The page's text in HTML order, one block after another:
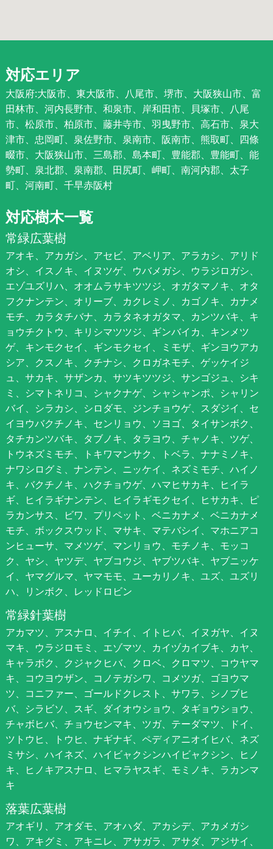
対応エリア
大阪府:大阪市、東大阪市、八尾市、堺市、大阪狭山市、富
田林市、河内長野市、和泉市、岸和田市、貝塚市、八尾
市、松原市、柏原市、藤井寺市、羽曳野市、高石市、泉大
津市、忠岡町、泉佐野市、泉南市、阪南市、熊取町、四條
畷市、大阪狭山市、三島郡、島本町、豊能郡、豊能町、能
勢町、泉北郡、泉南郡、田尻町、岬町、南河内郡、太子
町、河南町、千早赤阪村
対応樹木一覧
常緑広葉樹
アオキ、アカガシ、アセビ、アベリア、アラカシ、アリド
オシ、イスノキ、イヌツゲ、ウバメガシ、ウラジロガシ、
エゾユズリハ、オオムラサキツツジ、オガタマノキ、オタ
フクナンテン、オリーブ、カクレミノ、カゴノキ、カナメ
モチ、カラタチバナ、カラタネオガタマ、カンツバキ、キ
ョウチクトウ、キリシマツツジ、ギンバイカ、キンメツ
ゲ、キンモクセイ、ギンモクセイ、ミモザ、ギンヨウアカ
シア、クスノキ、クチナシ、クロガネモチ、ゲッケイジ
ュ、サカキ、サザンカ、サツキツツジ、サンゴジュ、シキ
ミ、シマトネリコ、シャクナゲ、シャシャンポ、シャリン
バイ、シラカシ、シロダモ、ジンチョウゲ、スダジイ、セ
イヨウバクチノキ、センリョウ、ソヨゴ、タイサンボク、
タチカンツバキ、タブノキ、タラヨウ、チャノキ、ツゲ、
トウネズミモチ、トキワマンサク、トベラ、ナナミノキ、
ナワシログミ、ナンテン、ニッケイ、ネズミモチ、ハイノ
キ、バクチノキ、ハクチョウゲ、ハマヒサカキ、ヒイラ
ギ、ヒイラギナンテン、ヒイラギモクセイ、ヒサカキ、ピ
ラカンサス、ビワ、プリペット、ベニカナメ、ベニカナメ
モチ、ボックスウッド、マサキ、マテバシイ、マホニアコ
ンヒューサ、マメツゲ、マンリョウ、モチノキ、モッコ
ク、ヤシ、ヤツデ、ヤブコウジ、ヤブツバキ、ヤブニッケ
イ、ヤマグルマ、ヤマモモ、ユーカリノキ、ユズ、ユズリ
ハ、リンボク、レッドロビン
常緑針葉樹
アカマツ、アスナロ、イチイ、イトヒバ、イヌガヤ、イヌ
マキ、ウラジロモミ、エゾマツ、カイヅカイブキ、カヤ、
キャラボク、クジャクヒバ、クロベ、クロマツ、コウヤマ
キ、コウヨウザン、コノテガシワ、コメツガ、ゴヨウマ
ツ、コニファー、ゴールドクレスト、サワラ、シノブヒ
バ、シラビソ、スギ、ダイオウショウ、タギョウショウ、
チャボヒバ、チョウセンマキ、ツガ、テーダマツ、ドイ、
ツトウヒ、トウヒ、ナギナギ、ペディアニオイヒバ、ネズ
ミサシ、ハイネズ、ハイビャクシンハイビャクシン、ヒノ
キ、ヒノキアスナロ、ヒマラヤスギ、モミノキ、ラカンマ
キ
落葉広葉樹
アオギリ、アオダモ、アオハダ、アカシデ、アカメガシ
ワ、アキグミ、アキニレ、アサガラ、アサダ、アジサイ、